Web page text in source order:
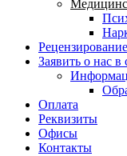
Рецензирование
Заявить о нас в
Оплата
Реквизиты
Офисы
Контакты